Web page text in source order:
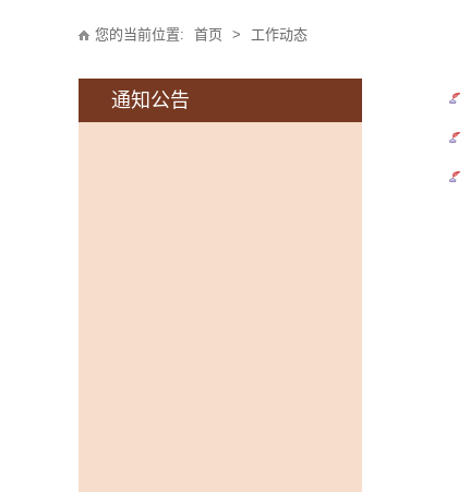
您的当前位置: 首页 > 工作动态
通知公告